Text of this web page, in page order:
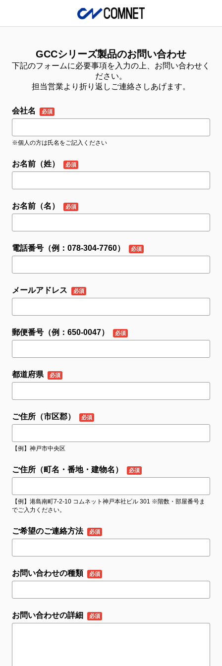
GCCシリーズ製品のお問い合わせ
下記のフォームに必要事項を入力の上、お問い合わせく
ださい。
担当営業より折り返しご連絡さしあげます。
会社名
※個人の方は氏名をご記入ください
お名前（姓）
お名前（名）
電話番号（例：078-304-7760）
メールアドレス
郵便番号（例：650-0047）
都道府県
ご住所（市区郡）
【例】神戸市中央区
ご住所（町名・番地・建物名）
【例】港島南町7-2-10 コムネット神戸本社ビル 301 ※階数・部屋番号ま
でご入力ください。
ご希望のご連絡方法
お問い合わせの種類
お問い合わせの詳細